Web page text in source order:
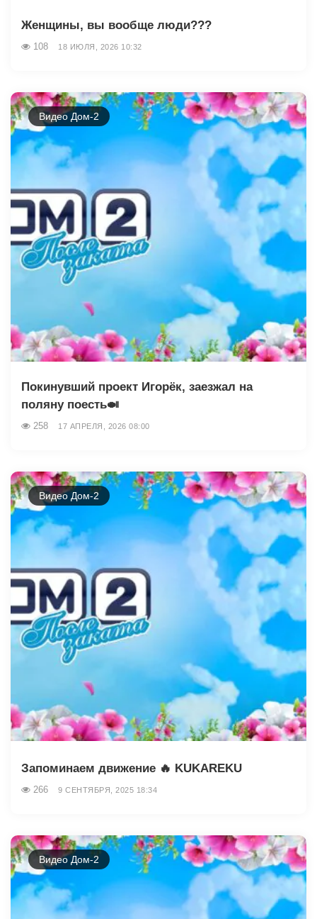
Женщины, вы вообще люди???
108 18 ИЮЛЯ, 2026 10:32
Видео Дом-2
Покинувший проект Игорёк, заезжал на
поляну поесть🍛
258 17 АПРЕЛЯ, 2026 08:00
Видео Дом-2
Запоминаем движение 🔥 KUKAREKU
266 9 СЕНТЯБРЯ, 2025 18:34
Видео Дом-2